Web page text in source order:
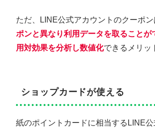
ただ、LINE公式アカウントのクーポン
ポンと異なり利用データを取ることが
用対効果を分析し数値化できるメリッ
ショップカードが使える
紙のポイントカードに相当するLINE公